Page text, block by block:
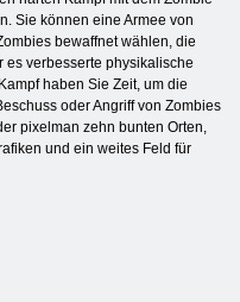
Sie können eine Armee von
bewaffnet wählen, die
es verbesserte physikalische
haben Sie Zeit, um die
oder Angriff von Zombies
pixelman zehn bunten Orten,
und ein weites Feld für